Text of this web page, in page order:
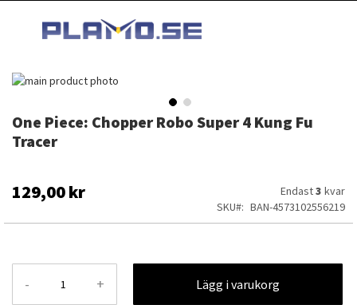
INNEHÅLLET
One Piece: Chopper Robo Super 4 Kung Fu
Tracer
129,00 kr Endast3 kvar
SKU
BAN-4573102556219
- + Lägg i varukorg
Hoppa
av
bildgalleriet
Hoppa
till
början
bildgalleriet